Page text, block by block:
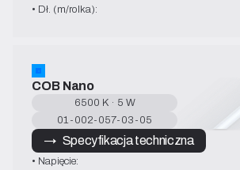
• Dł. (m/rolka):
COB Nano
6500 K · 5 W
01-002-057-03-05
→   Specyfikacja techniczna
• Napięcie: